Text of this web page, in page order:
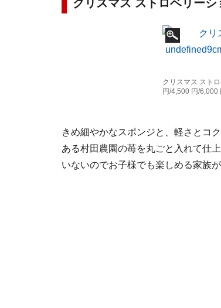
クリスマス ストロベリー
クリスマス スト
円/4,500 円/6,000
きめ細やかなスポンジと、軽さとコ
ある村田農園の苺を丸ごと入れて仕
いないのでお子様でも楽しめる家族